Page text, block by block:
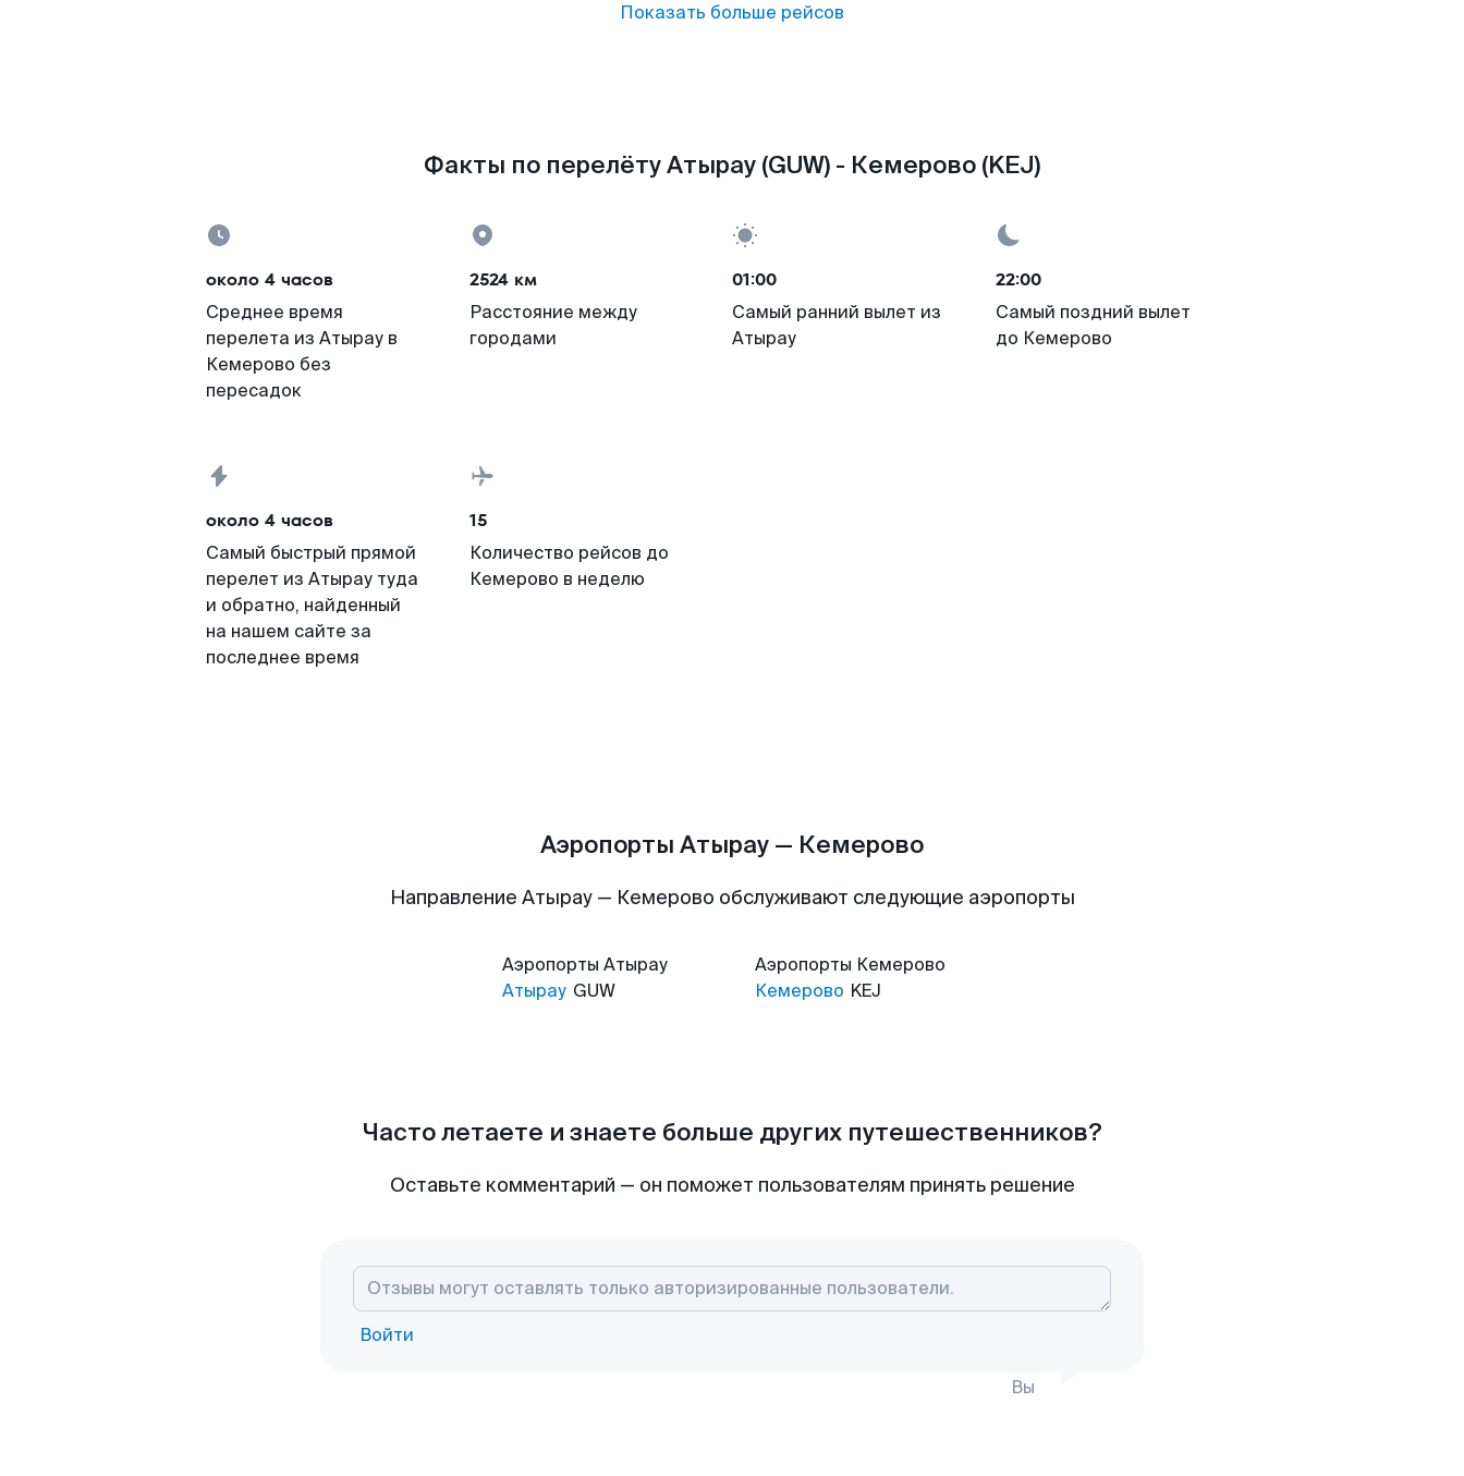
Показать больше рейсов
Факты по перелёту Атырау (GUW) - Кемерово (KEJ)
около 4 часов
Среднее время
перелета из Атырау в
Кемерово без
пересадок
2524 км
Расстояние между
городами
01:00
Самый ранний вылет из
Атырау
22:00
Самый поздний вылет
до Кемерово
около 4 часов
Самый быстрый прямой
перелет из Атырау туда
и обратно, найденный
на нашем сайте за
последнее время
15
Количество рейсов до
Кемерово в неделю
Аэропорты Атырау — Кемерово
Направление Атырау — Кемерово обслуживают следующие аэропорты
Аэропорты Атырау
Атырау GUW
Аэропорты Кемерово
Кемерово KEJ
Часто летаете и знаете больше других путешественников?
Оставьте комментарий — он поможет пользователям принять решение
Войти
Вы